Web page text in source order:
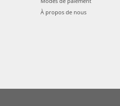
À propos de nous